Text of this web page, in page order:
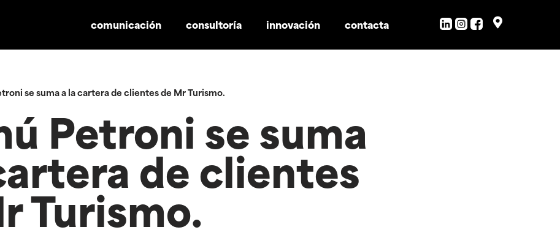
comunicación consultoría innovación contacta
se suma a la cartera de clientes de Mr Turismo.
Petroni se suma
de clientes
Turismo.